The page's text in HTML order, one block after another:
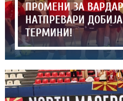
ПРОМЕНИ ЗА
НАТПРЕВАРИ
ТЕРМИНИ!